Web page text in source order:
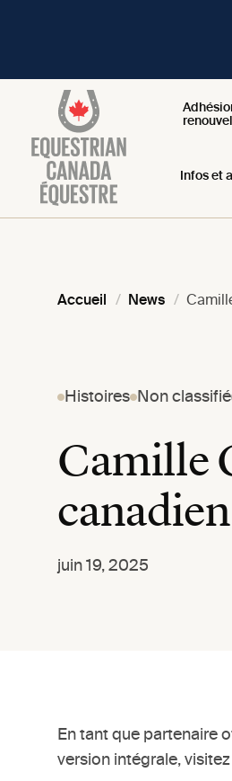
Infos et
Accueil News
Histoires Non
Camille
canadien
juin 19, 2025
En tant que partenaire
version intégrale, visitez